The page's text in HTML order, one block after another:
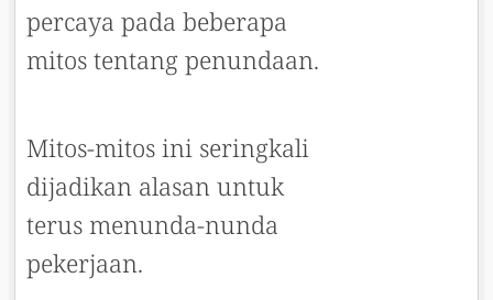
percaya pada beberapa
mitos tentang penundaan.
Mitos-mitos ini seringkali
dijadikan alasan untuk
terus menunda-nunda
pekerjaan.